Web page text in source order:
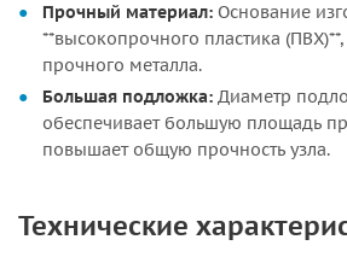
Прочный материал: Основание
**высокопрочного пластика
прочного металла.
Большая подложка: Диаметр
обеспечивает большую площадь
повышает общую прочность узла.
Технические